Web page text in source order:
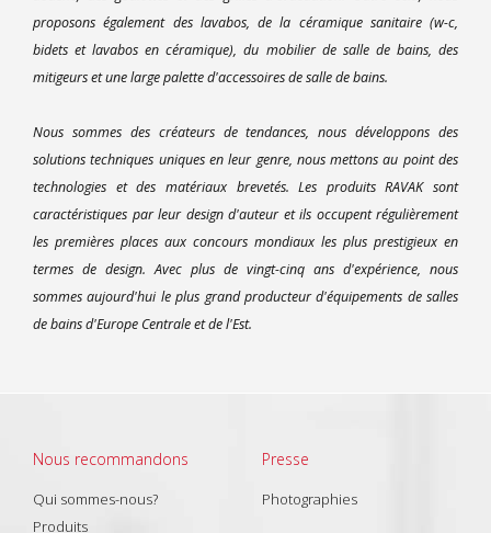
proposons également des lavabos, de la céramique sanitaire (w-c,
bidets et lavabos en céramique), du mobilier de salle de bains, des
mitigeurs et une large palette d'accessoires de salle de bains.
Nous sommes des créateurs de tendances, nous développons des
solutions techniques uniques en leur genre, nous mettons au point des
technologies et des matériaux brevetés. Les produits RAVAK sont
caractéristiques par leur design d'auteur et ils occupent régulièrement
les premières places aux concours mondiaux les plus prestigieux en
termes de design. Avec plus de vingt-cinq ans d'expérience, nous
sommes aujourd'hui le plus grand producteur d'équipements de salles
de bains d'Europe Centrale et de l'Est.
Nous recommandons
Qui sommes-nous?
Produits
Presse
Photographies